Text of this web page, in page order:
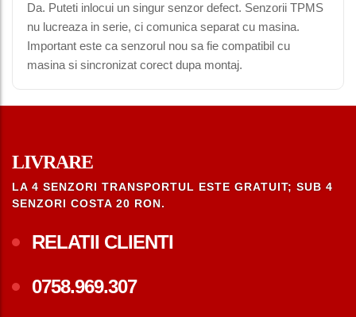
Da. Puteti inlocui un singur senzor defect. Senzorii TPMS
nu lucreaza in serie, ci comunica separat cu masina.
Important este ca senzorul nou sa fie compatibil cu
masina si sincronizat corect dupa montaj.
LIVRARE
LA 4 SENZORI TRANSPORTUL ESTE GRATUIT; SUB 4
SENZORI COSTA 20 RON.
RELATII CLIENTI
0758.969.307